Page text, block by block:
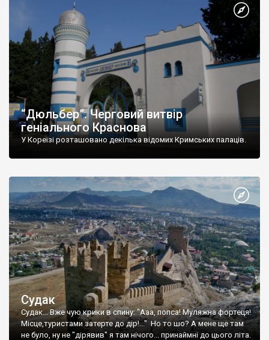
“Дюльбер”. Черговий витвір
геніального Краснова
У Кореїзі розташовано декілька відомих Кримських палаців.
Судак
Судак... Вже чую крики в спину: "Ааа, попса! Муляжна фортеця!
Місце,туристами затерте до дір!..." Но то шо? А мене ще там
не було, ну не "дірявив" я там нічого... принаймні до цього літа.